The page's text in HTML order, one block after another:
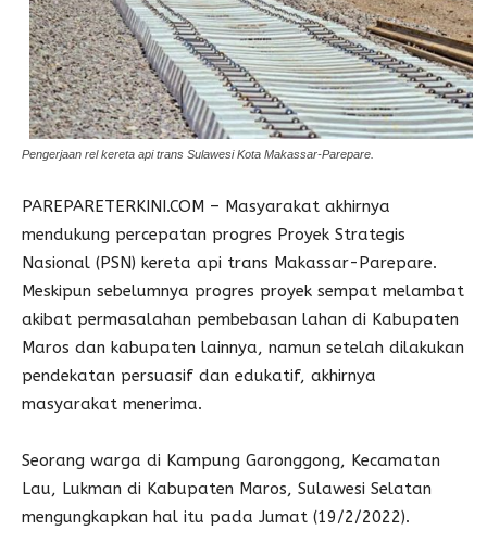
Pengerjaan rel kereta api trans Sulawesi Kota Makassar-Parepare.
PAREPARETERKINI.COM – Masyarakat akhirnya
mendukung percepatan progres Proyek Strategis
Nasional (PSN) kereta api trans Makassar-Parepare.
Meskipun sebelumnya progres proyek sempat melambat
akibat permasalahan pembebasan lahan di Kabupaten
Maros dan kabupaten lainnya, namun setelah dilakukan
pendekatan persuasif dan edukatif, akhirnya
masyarakat menerima.
Seorang warga di Kampung Garonggong, Kecamatan
Lau, Lukman di Kabupaten Maros, Sulawesi Selatan
mengungkapkan hal itu pada Jumat (19/2/2022).